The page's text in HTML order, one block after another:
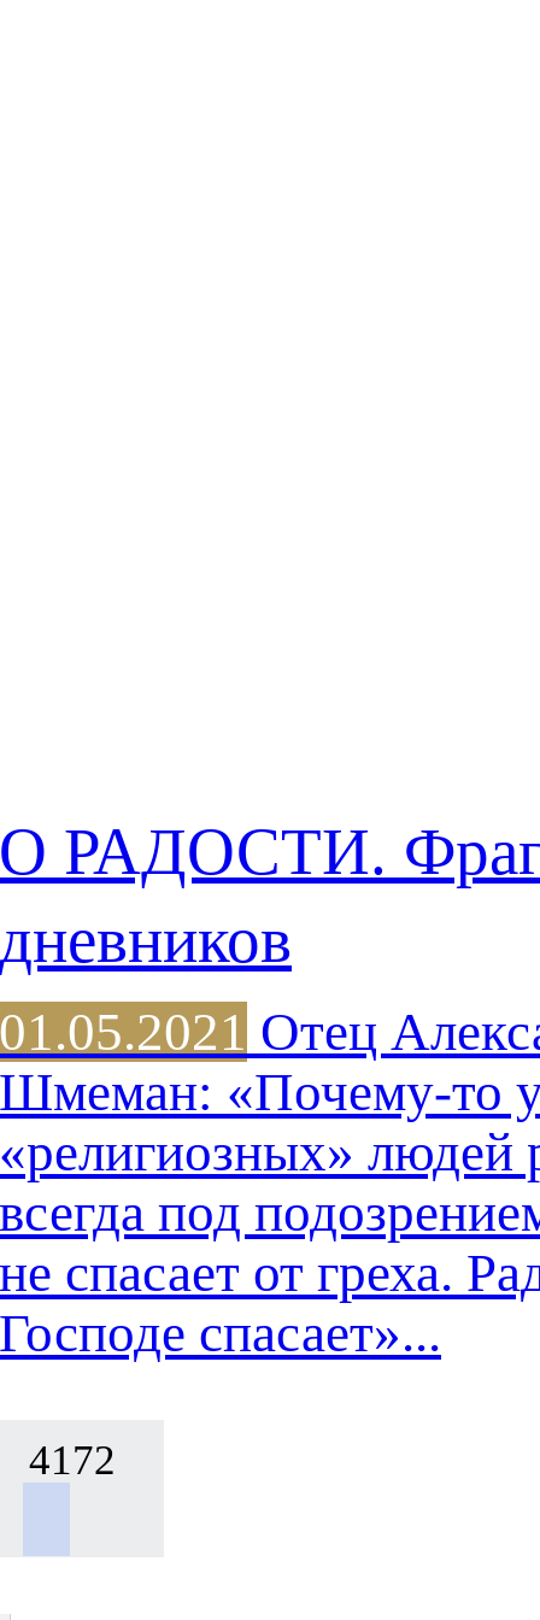
О РАДОСТИ.
дневников
01.05.2021 Отец
Шмеман: «Почему-то
«религиозных» людей
всегда под
не спасает от греха.
Господе спасает»...
4172